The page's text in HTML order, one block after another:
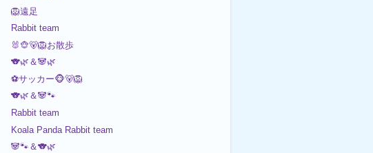
🦁遠足
Rabbit team
🐰🐵🐻🦁お散歩
🐨🌿＆🐼🌿
⚽️サッカー🐵🐻🦁
🐨🌿＆🐼🐾
Rabbit team
Koala Panda Rabbit team
🐼🐾＆🐨🌿